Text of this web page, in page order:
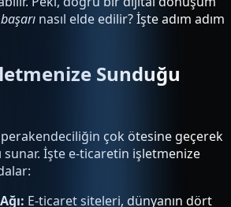
nasıl elde edilir? İşte adım adım
Sunduğu
çok ötesine geçerek
sunar. İşte e-ticaretin işletmenize
E-ticaret siteleri, dünyanın dört